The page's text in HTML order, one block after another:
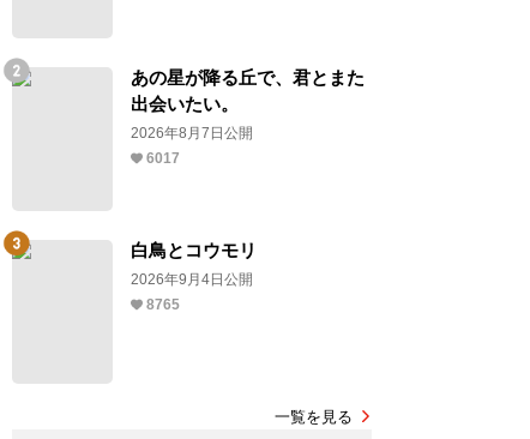
あの星が降る丘で、君とまた
出会いたい。
2026年8月7日公開
6017
白鳥とコウモリ
2026年9月4日公開
8765
一覧を見る